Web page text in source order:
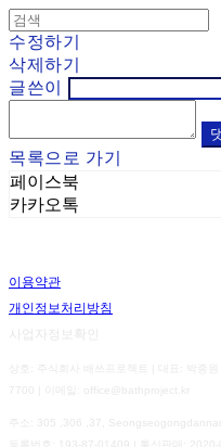
수정하기
삭제하기
글쓴이
목록으로 가기
페이스북
카카오톡
이용약관
개인정보처리방침
사업자정보확인
상호: 주식회사 배쓰프로젝트 | 대표: 박종
7700 | 이메일: office@bathproject.kr
주소: 305 ,306 ,37,
193-87-01409